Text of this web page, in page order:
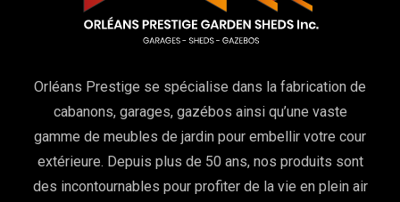
Orléans Prestige se spécialise dans la fabrication de
cabanons, garages, gazébos ainsi qu’une vaste
gamme de meubles de jardin pour embellir votre cour
extérieure. Depuis plus de 50 ans, nos produits sont
des incontournables pour profiter de la vie en plein air